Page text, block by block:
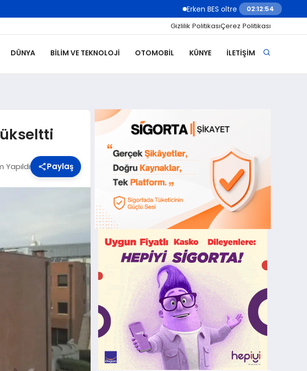
Erken BES oltre 2 milioni di under 18: il
02:12:56
Gizlilik PolitikasıÇerez Politikası
DÜNYA BILIM VE TEKNOLOJI OTOMOBIL KÜNYE İLETIŞIM
Yapıldı Paylaş